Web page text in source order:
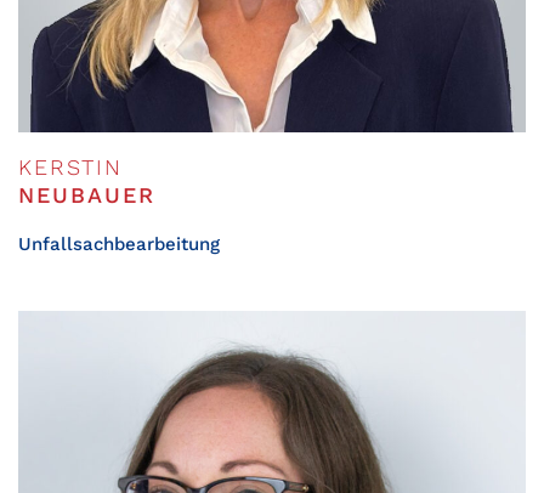
KERSTIN
NEUBAUER
Unfallsachbearbeitung